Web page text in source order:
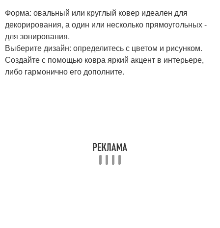
Форма: овальный или круглый ковер идеален для
декорирования, а один или несколько прямоугольных -
для зонирования.
Выберите дизайн: определитесь с цветом и рисунком.
Создайте с помощью ковра яркий акцент в интерьере,
либо гармонично его дополните.